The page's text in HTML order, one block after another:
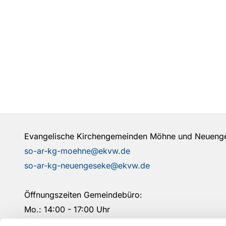
Evangelische Kirchengemeinden Möhne und
so-ar-kg-moehne@ekvw.de
so-ar-kg-neuengeseke@ekvw.de
Öffnungszeiten Gemeindebüro:
Mo.: 14:00 - 17:00 Uhr